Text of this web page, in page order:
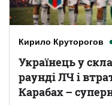
Кирило Круторогов
Українець у
раунді ЛЧ і
Карабах –